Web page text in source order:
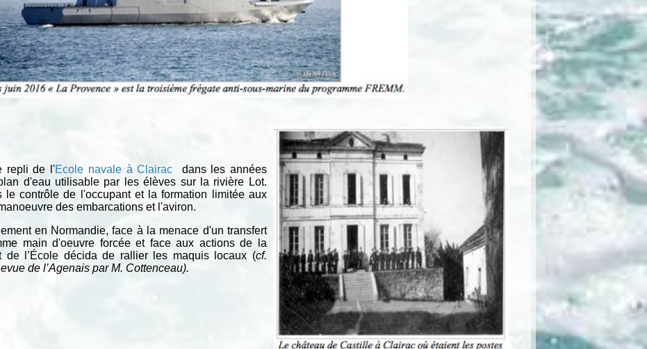
repli de l'Ecole navale à Clairac dans les années
d'eau utilisable par les élèves sur la rivière Lot.
le contrôle de l'occupant et la formation limitée aux
des embarcations et l'aviron.
en Normandie, face à la menace d'un transfert
main d'oeuvre forcée et face aux actions de la
de l’École décida de rallier les maquis locaux (cf.
de l’Agenais par M. Cottenceau).